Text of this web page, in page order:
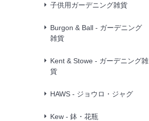
子供用ガーデニング雑貨
Burgon & Ball - ガーデニング
雑貨
Kent & Stowe - ガーデニング雑
貨
HAWS - ジョウロ・ジャグ
Kew - 鉢・花瓶